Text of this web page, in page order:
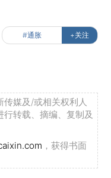
#通胀 +关注
媒及/或相关权利人
转载、摘编、复制及
，获得书面